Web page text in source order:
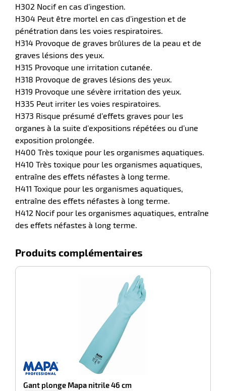
H302 Nocif en cas d’ingestion.
H304 Peut être mortel en cas d’ingestion et de
pénétration dans les voies respiratoires.
H314 Provoque de graves brûlures de la peau et de
graves lésions des yeux.
H315 Provoque une irritation cutanée.
H318 Provoque de graves lésions des yeux.
H319 Provoque une sévère irritation des yeux.
H335 Peut irriter les voies respiratoires.
H373 Risque présumé d’effets graves pour les
organes à la suite d’expositions répétées ou d’une
exposition prolongée.
H400 Très toxique pour les organismes aquatiques.
H410 Très toxique pour les organismes aquatiques,
entraîne des effets néfastes à long terme.
H411 Toxique pour les organismes aquatiques,
entraîne des effets néfastes à long terme.
H412 Nocif pour les organismes aquatiques, entraîne
des effets néfastes à long terme.
Produits complémentaires
Gant plonge Mapa nitrile 46 cm